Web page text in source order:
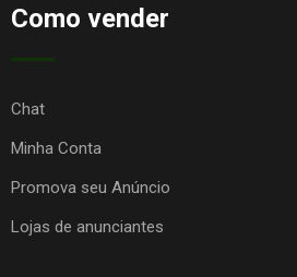
Como vender
Chat
Minha Conta
Promova seu Anúncio
Lojas de anunciantes